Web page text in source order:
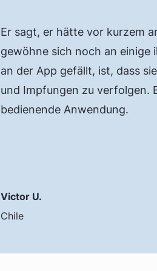
Er sagt, er hätte vor kurzem
gewöhne sich noch an einige
an der App gefällt, ist, dass
und Impfungen zu verfolgen.
bedienende Anwendung.
Victor U.
Chile